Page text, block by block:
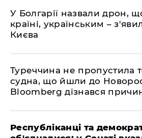
У Болгарії назвали дрон,
країні, українським –
Києва
Туреччина не пропустила
судна, що йшли до
Bloomberg дізнався
Республіканці та